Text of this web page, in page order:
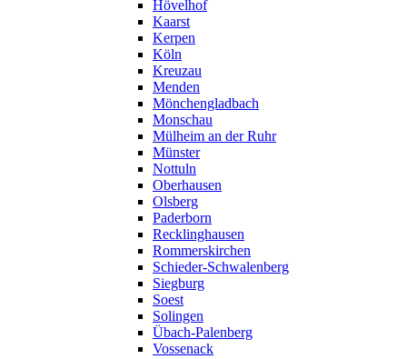
Hövelhof
Kaarst
Kerpen
Köln
Kreuzau
Menden
Mönchengladbach
Monschau
Mülheim an der Ruhr
Münster
Nottuln
Oberhausen
Olsberg
Paderborn
Recklinghausen
Rommerskirchen
Schieder-Schwalenberg
Siegburg
Soest
Solingen
Übach-Palenberg
Vossenack